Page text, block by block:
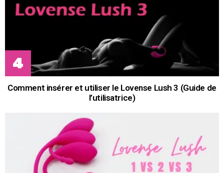
Comment insérer et utiliser le Lovense Lush 3 (Guide de
l’utilisatrice)